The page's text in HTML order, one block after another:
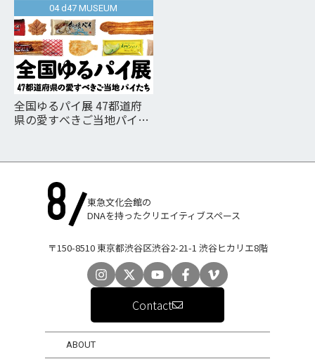
04 d47 MUSEUM
全国ゆるパイ展 47都道府
県の愛すべきご当地パイた
東急文化会館の
DNAを持ったクリエイティブスペース
〒150-8510 東京都渋谷区渋谷2-21-1 渋谷ヒカリエ8階
Contact
ABOUT